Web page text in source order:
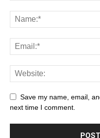
Save my name, email,
next time I comment.